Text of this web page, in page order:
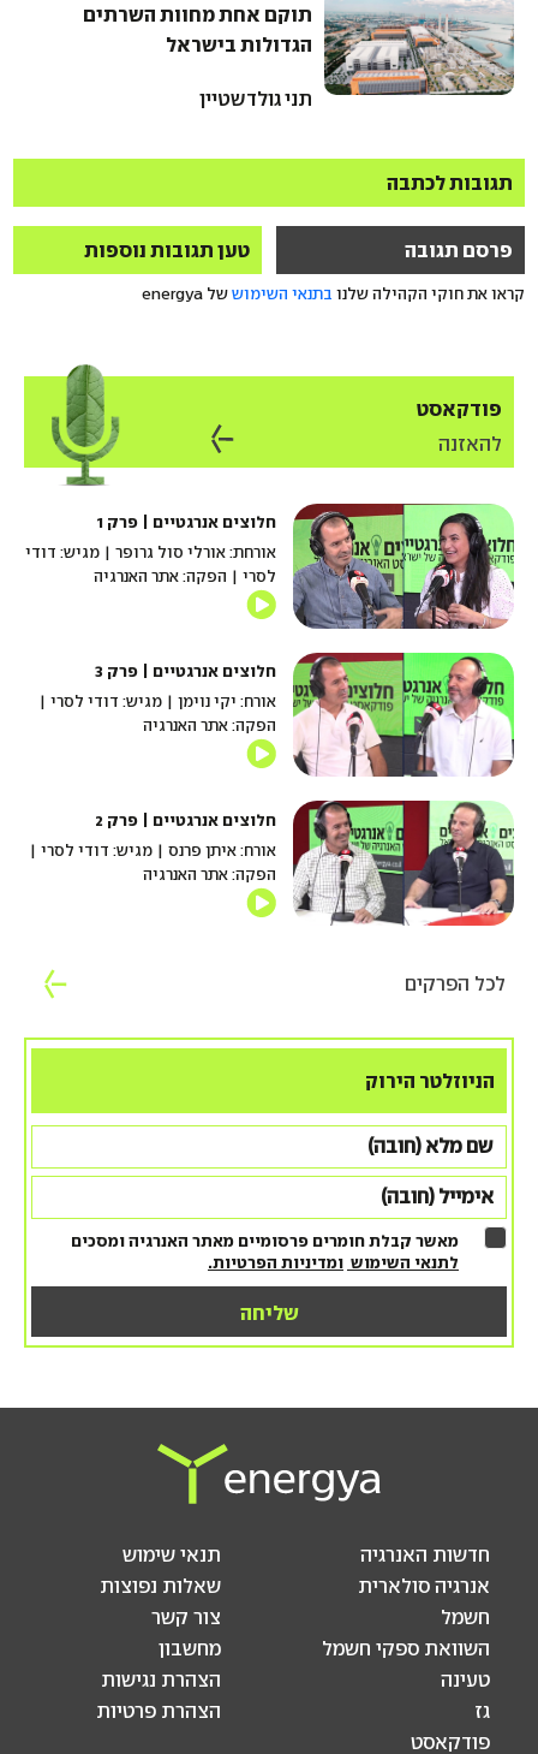
תוקם אחת מחוות השרתים
הגדולות בישראל
תני גולדשטיין
תגובות לכתבה
פרסם תגובה טען תגובות נוספות
קראו את חוקי הקהילה שלנו בתנאי השימוששל energya
פודקאסט
להאזנה
חלוצים אנרגטיים | פרק 1
אורחת: אורלי סול גרופר | מגיש: דודי
לסרי | הפקה: אתר האנרגיה
חלוצים אנרגטיים | פרק 3
אורח: יקי נוימן | מגיש: דודי לסרי |
הפקה: אתר האנרגיה
חלוצים אנרגטיים | פרק 2
אורח: איתן פרנס | מגיש: דודי לסרי |
הפקה: אתר האנרגיה
לכל הפרקים
הניוזלטר הירוק
מאשר קבלת חומרים פרסומיים מאתר האנרגיה ומסכים
לתנאי השימוש ומדיניות הפרטיות.
חדשות האנרגיה
אנרגיה סולארית
חשמל
השוואת ספקי חשמל
טעינה
גז
פודקאסט
תנאי שימוש
שאלות נפוצות
צור קשר
מחשבון
הצהרת נגישות
הצהרת פרטיות